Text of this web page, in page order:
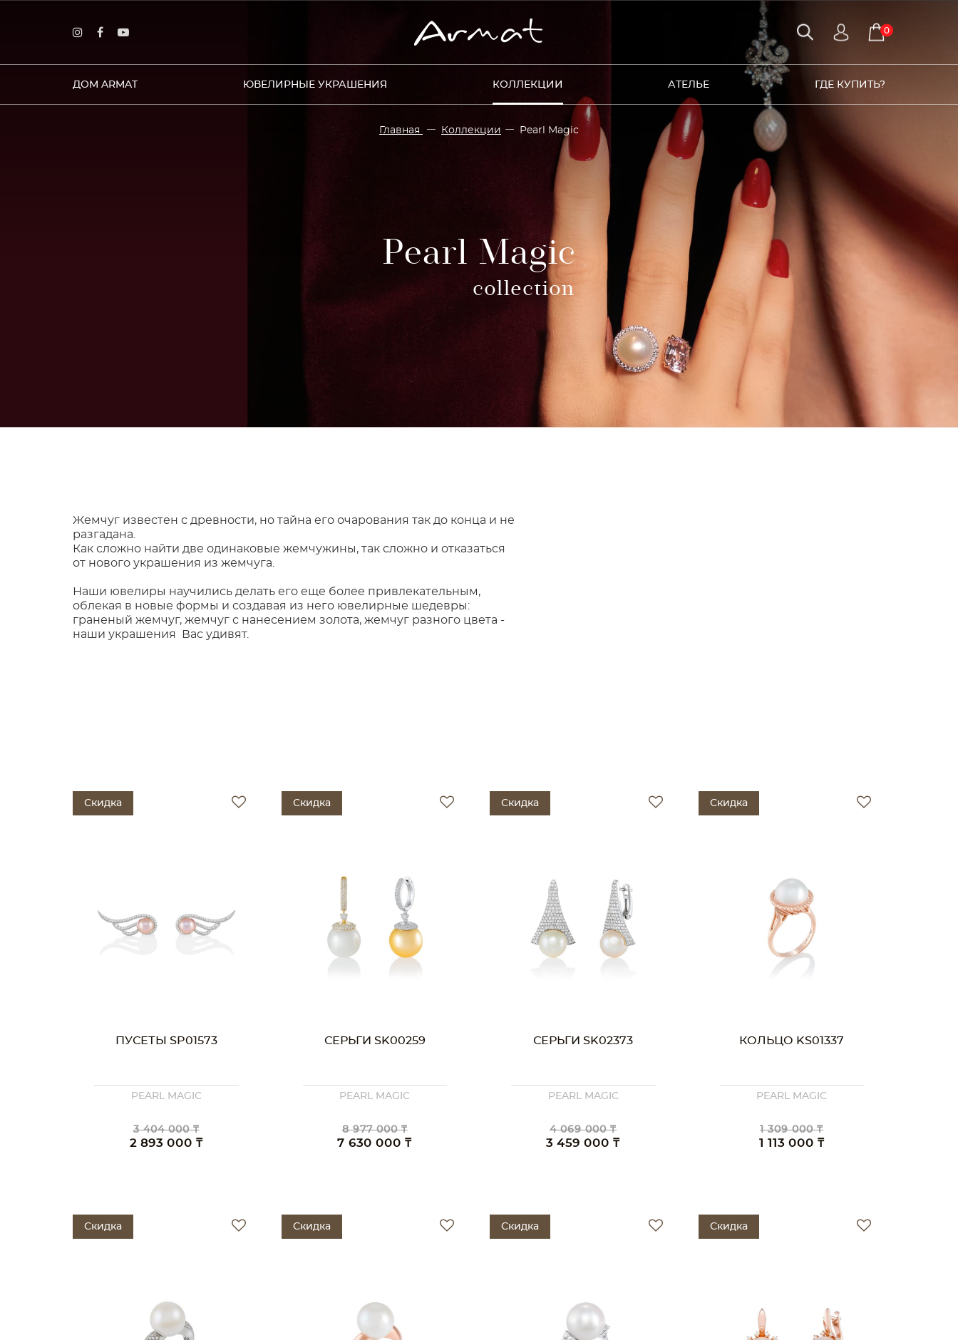
0
ДОМ ARMAT ЮВЕЛИРНЫЕ УКРАШЕНИЯ КОЛЛЕКЦИИ АТЕЛЬЕ ГДЕ КУПИТЬ?
Главная Коллекции Pearl Magic
Pearl Magic
collection
Жемчуг известен с древности, но тайна его очарования так до конца и не
разгадана.
Как сложно найти две одинаковые жемчужины, так сложно и отказаться
от нового украшения из жемчуга.
Наши ювелиры научились делать его еще более привлекательным,
облекая в новые формы и создавая из него ювелирные шедевры:
граненый жемчуг, жемчуг с нанесением золота, жемчуг разного цвета -
наши украшения Вас удивят.
Скидка
ПУСЕТЫ SP01573
PEARL MAGIC
3 404 000 ₸
2 893 000 ₸
Скидка
СЕРЬГИ SK00259
PEARL MAGIC
8 977 000 ₸
7 630 000 ₸
Скидка
СЕРЬГИ SK02373
PEARL MAGIC
4 069 000 ₸
3 459 000 ₸
Скидка
КОЛЬЦО KS01337
PEARL MAGIC
1 309 000 ₸
1 113 000 ₸
Скидка Скидка Скидка Скидка